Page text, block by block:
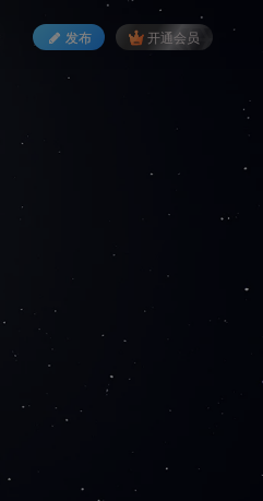
发布 开通会员